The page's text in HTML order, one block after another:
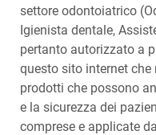
settore odontoiatrico
Igienista dentale,
pertanto autorizzato a
questo sito internet
prodotti che possono
e la sicurezza dei
comprese e applicate